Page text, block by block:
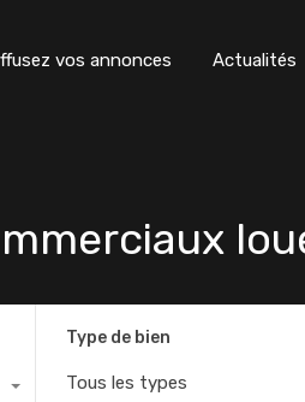
vos annonces Actualités
Type de bien
Tous les types